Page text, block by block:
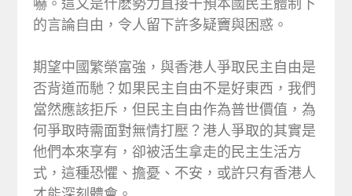
的言論自由，令人留下許多疑竇與困惑。
期望中國繁榮富強，與香港人爭取民主自由是
否背道而馳？如果民主自由不是好東西，我們
當然應該拒斥，但民主自由作為普世價值，為
何爭取時需面對無情打壓？港人爭取的其實是
他們本來享有，卻被活生拿走的民主生活方
式，這種恐懼、擔憂、不安，或許只有香港人